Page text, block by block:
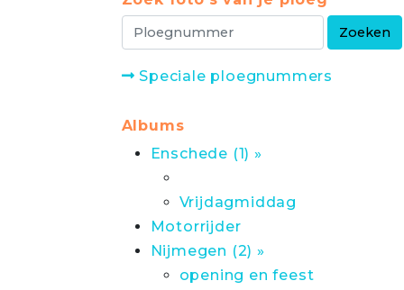
Speciale ploegnummers
Albums
Enschede (1) »
Vrijdagmiddag
Motorrijder
Nijmegen (2) »
opening en feest